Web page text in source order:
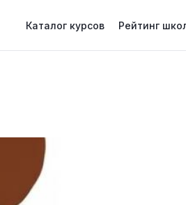
Каталог курсов Рейтинг